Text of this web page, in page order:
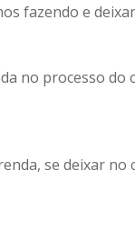
fazendo e
no processo do
se deixar